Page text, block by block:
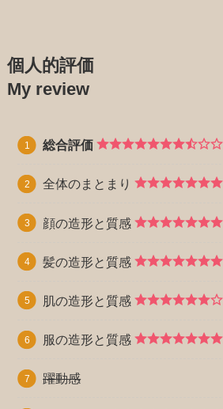
個人的評価
My review
総合評価
全体のまとまり
顔の造形と質感
髪の造形と質感
肌の造形と質感
服の造形と質感
躍動感